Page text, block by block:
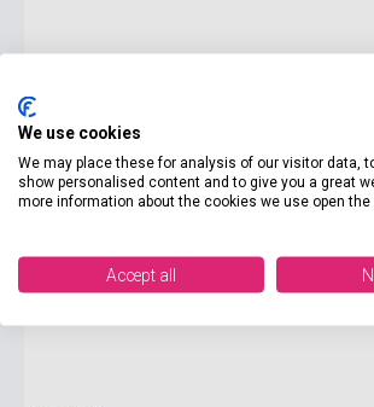
We use cookies
We may place these for analysis of our visitor data,
show personalised content and to give you a great
more information about the cookies we use open the
Accept all